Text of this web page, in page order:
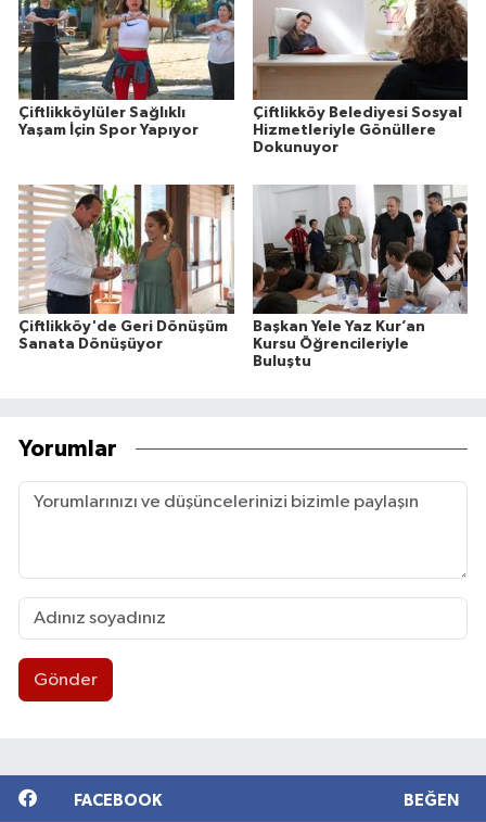
Çiftlikköylüler Sağlıklı
Yaşam İçin Spor Yapıyor
Çiftlikköy Belediyesi Sosyal
Hizmetleriyle Gönüllere
Dokunuyor
Çiftlikköy'de Geri Dönüşüm
Sanata Dönüşüyor
Başkan Yele Yaz Kur’an
Kursu Öğrencileriyle
Buluştu
Yorumlar
Gönder
FACEBOOK BEĞEN